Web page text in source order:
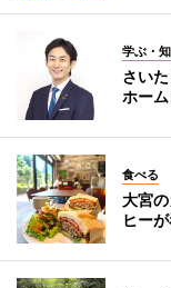
学ぶ・
さい
ホー
食べる
大宮
ヒー